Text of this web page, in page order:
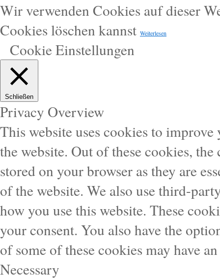
Wir verwenden Cookies auf dieser
Cookies löschen kannst Weiterlesen
Cookie Einstellungen
Schließen
Privacy Overview
This website uses cookies to
the website. Out of these cookies,
stored on your browser as they are
of the website. We also use third-
how you use this website. These
your consent. You also have the
of some of these cookies may have
Necessary